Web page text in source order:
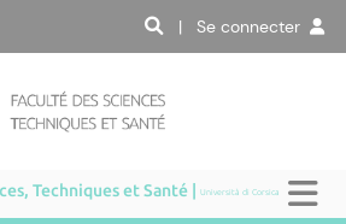
| Se connecter
Techniques et Santé |Università di Corsica